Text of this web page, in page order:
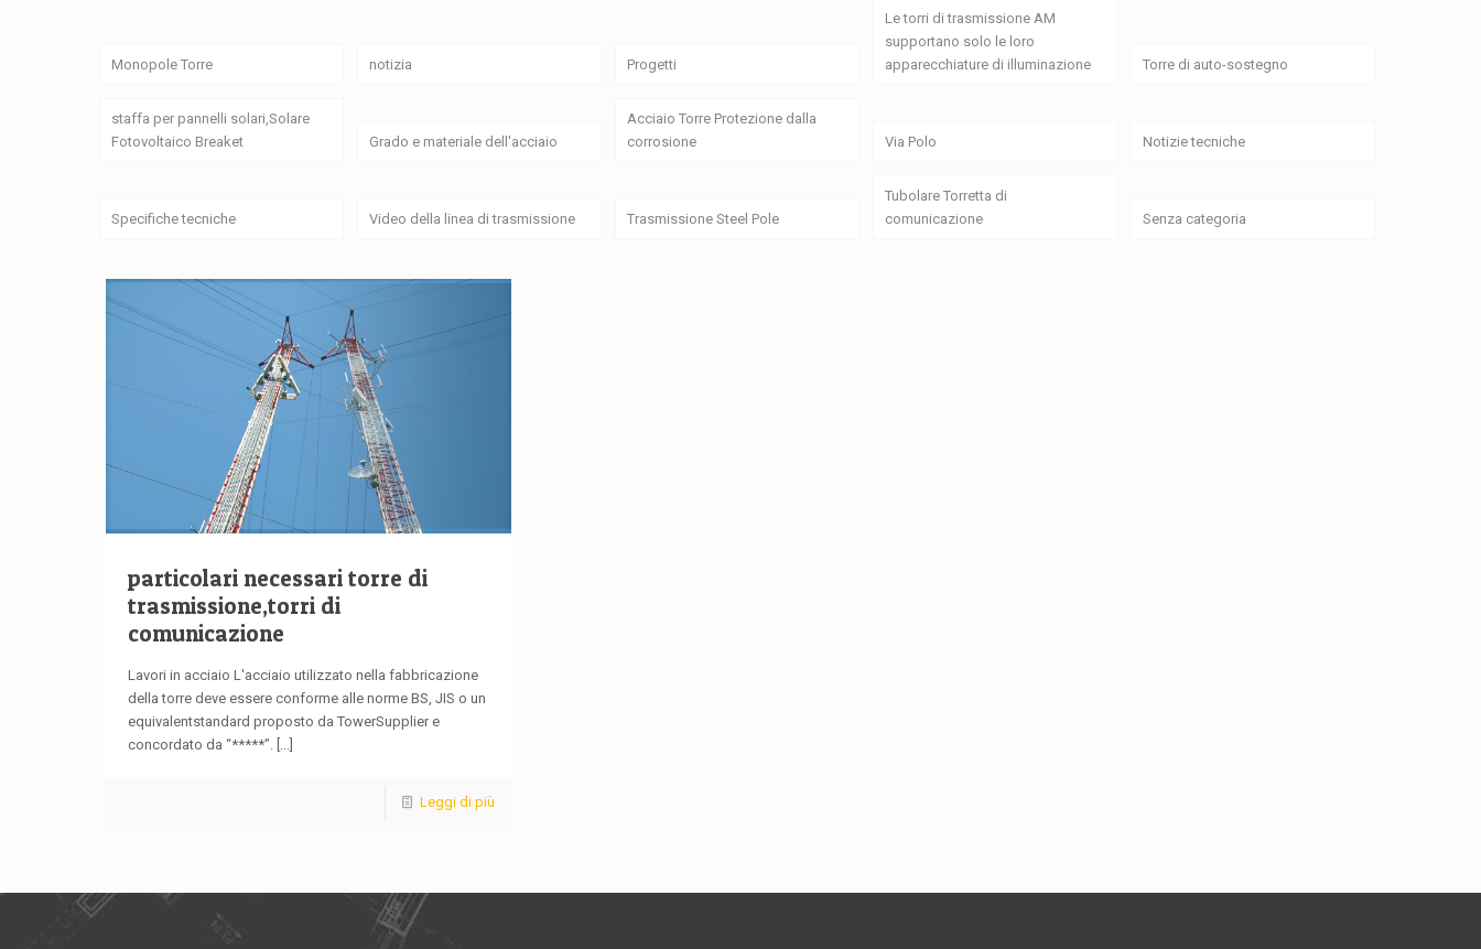
Monopole Torre notizia Progetti
Le torri di trasmissione AM
supportano solo le loro
apparecchiature di illuminazione
Torre di auto-sostegno
staffa per pannelli solari,Solare
Fotovoltaico Breaket
Grado e materiale dell'acciaio
Acciaio Torre Protezione dalla
corrosione
Via Polo Notizie tecniche
Specifiche tecniche Video della linea di trasmissione Trasmissione Steel Pole
Tubolare Torretta di
comunicazione
Senza categoria
particolari necessari torre di
trasmissione,torri di
comunicazione
Lavori in acciaio L'acciaio utilizzato nella fabbricazione
della torre deve essere conforme alle norme BS, JIS o un
equivalentstandard proposto da TowerSupplier e
concordato da “*****”.[...]
Leggi di più